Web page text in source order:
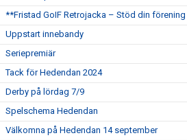
**Fristad GoIF Retrojacka – Stöd din
Uppstart innebandy
Seriepremiär
Tack för Hedendan 2024
Derby på lördag 7/9
Spelschema Hedendan
Välkomna på Hedendan 14 september